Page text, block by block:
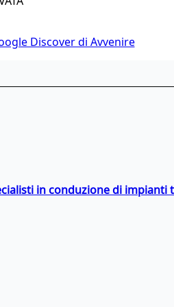
Discover di Avvenire
in conduzione di impianti